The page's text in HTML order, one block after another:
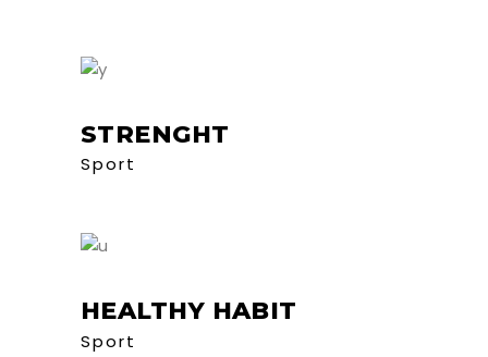
STRENGHT
Sport
HEALTHY HABIT
Sport